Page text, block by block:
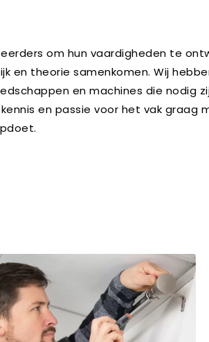
om hun vaardigheden te
en theorie samenkomen. Wij
en machines die nodig
en passie voor het vak graag